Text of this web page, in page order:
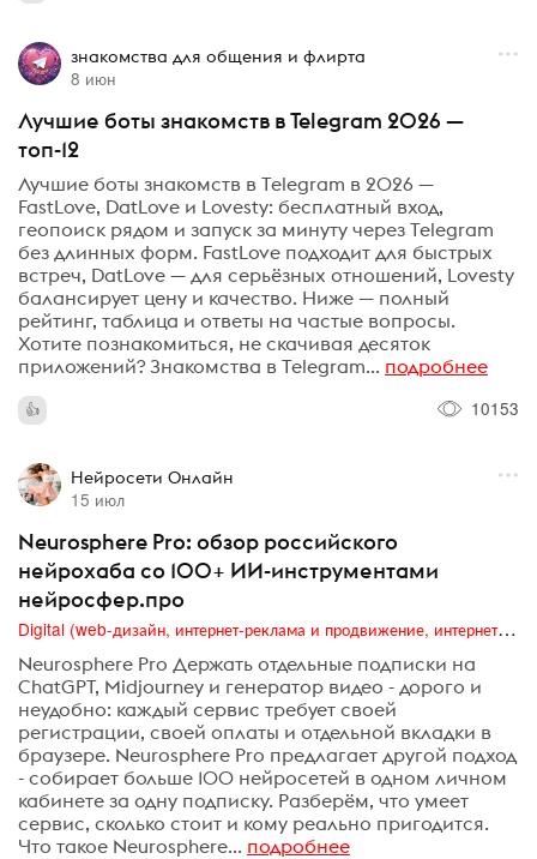
знакомства для общения и флирта
8 июн
Лучшие боты знакомств в Telegram 2026 —
топ-12
Лучшие боты знакомств в Telegram в 2026 —
FastLove, DatLove и Lovesty: бесплатный вход,
геопоиск рядом и запуск за минуту через Telegram
без длинных форм. FastLove подходит для быстрых
встреч, DatLove — для серьёзных отношений, Lovesty
балансирует цену и качество. Ниже — полный
рейтинг, таблица и ответы на частые вопросы.
Хотите познакомиться, не скачивая десяток
приложений? Знакомства в Telegram... подробнее
10153
Нейросети Онлайн
15 июл
Neurosphere Pro: обзор российского
нейрохаба со 100+ ИИ-инструментами
нейросфер.про
Digital (web-дизайн, интернет-реклама и продвижение, интернет-сообщества и блоги, интернет-коммуникации, мобильный маркетинг, реклама на цифровых экранах)
Neurosphere Pro Держать отдельные подписки на
ChatGPT, Midjourney и генератор видео - дорого и
неудобно: каждый сервис требует своей
регистрации, своей оплаты и отдельной вкладки в
браузере. Neurosphere Pro предлагает другой подход
- собирает больше 100 нейросетей в одном личном
кабинете за одну подписку. Разберём, что умеет
сервис, сколько стоит и кому реально пригодится.
Что такое Neurosphere... подробнее